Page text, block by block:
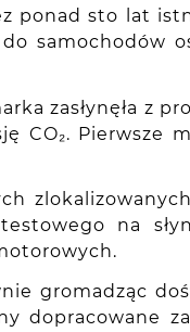
ponad sto lat
samochodów
zasłynęła z
CO₂. Pierwsze
na
gromadząc
dopracowane